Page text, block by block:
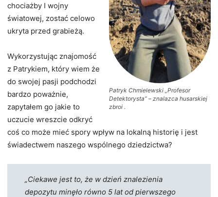
Patryk Chmielewski „Profesor
Detektorysta” – znalazca husarskiej
zbroi .
chociażby I wojny
światowej, zostać celowo
ukryta przed grabieżą.
Wykorzystując znajomość
z Patrykiem, który wiem że
do swojej pasji podchodzi
bardzo poważnie,
zapytałem go jakie to
uczucie wreszcie odkryć
coś co może mieć spory wpływ na lokalną historię i jest
świadectwem naszego wspólnego dziedzictwa?
„Ciekawe jest to, że w dzień znalezienia
depozytu minęło równo 5 lat od pierwszego